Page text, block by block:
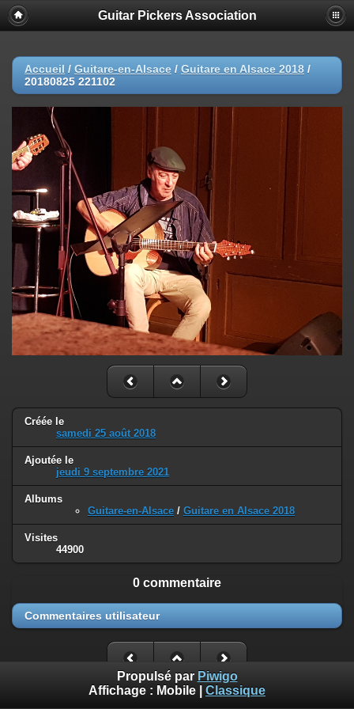
Guitar Pickers Association
Accueil / Guitare-en-Alsace / Guitare en Alsace 2018 /
20180825 221102
Créée le
samedi 25 août 2018
Ajoutée le
jeudi 9 septembre 2021
Albums
Guitare-en-Alsace / Guitare en Alsace 2018
Visites
44900
0 commentaire
Commentaires utilisateur
Propulsé par Piwigo
Affichage : Mobile Classique